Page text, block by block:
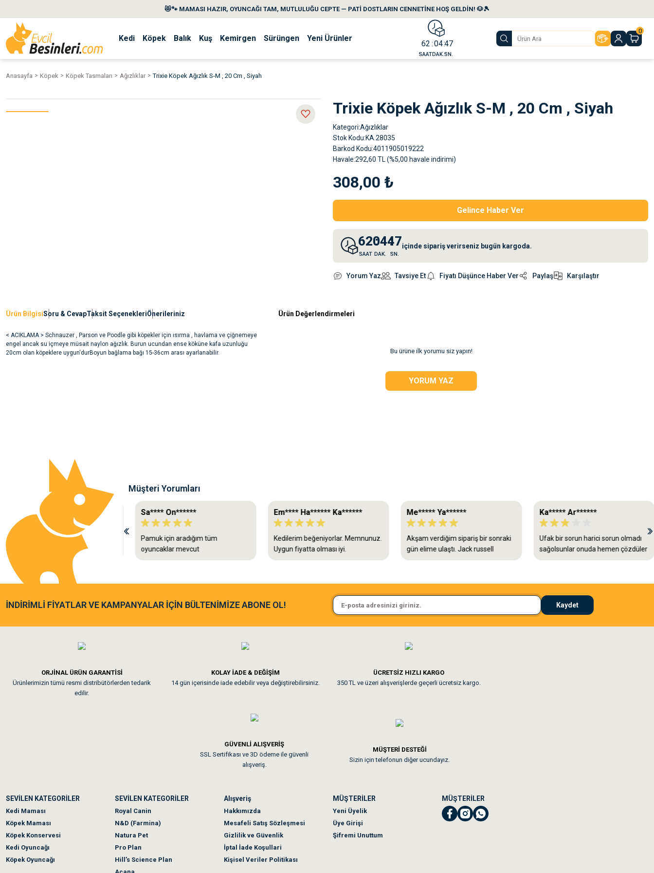
😻🐾 MAMASI HAZIR, OYUNCAĞI TAM, MUTLULUĞU CEPTE — PATİ DOSTLARIN CENNETİNE HOŞ GELDİN! 🐶🎾
Kedi Köpek Balık Kuş Kemirgen Sürüngen Yeni Ürünler
62
SAAT
04
DAK.
47
SN.
0
Anasayfa Köpek Köpek Tasmaları Ağızlıklar Trixie Köpek Ağızlık S-M , 20 Cm , Siyah
Trixie Köpek Ağızlık S-M , 20 Cm , Siyah
Kategori Ağızlıklar
Stok Kodu KA.28035
Barkod Kodu 4011905019222
Havale 292,60 TL (%5,00 havale indirimi)
308,00 ₺
Gelince Haber Ver
62
SAAT
04
DAK.
47
SN.
içinde sipariş verirseniz bugün kargoda.
Yorum Yaz Tavsiye Et Fiyatı Düşünce Haber Ver Paylaş Karşılaştır
Ürün BilgisiSoru & CevapTaksit SeçenekleriÖnerileriniz
< ACIKLAMA > Schnauzer , Parson ve Poodle gibi köpekler için ısırma , havlama ve çiğnemeye
engel ancak su içmeye müsait naylon ağızlık. Burun ucundan ense köküne kafa uzunluğu
20cm olan köpeklere uygun'durBoyun bağlama bağı 15-36cm arası ayarlanabilir.
Bu ürüne benzer farklı alternatifler olmalı.
Gönder
Ürün Değerlendirmeleri
Bu ürüne ilk yorumu siz yapın!
YORUM YAZ
Müşteri Yorumları
As**** Tu******
Tavşanım kafesinin kalitesine ve
paketlemesine bayıldım
Sa**** On******
Pamuk için aradığım tüm
oyuncaklar mevcut
Em**** Ha****** Ka******
Kedilerim beğeniyorlar. Memnunuz.
Uygun fiyatta olması iyi.
Me***** Ya******
Akşam verdiğim sipariş bir sonraki
gün elime ulaştı. Jack russell
köpeğim severek yedi. Tüy
paylaşacağım
Ka***** Ar******
Ufak bir sorun harici sorun olmadı
sağolsunlar onuda hemen çözdüler
İNDİRİMLİ FİYATLAR VE KAMPANYALAR İÇİN BÜLTENİMİZE ABONE OL! Kaydet
ORJİNAL ÜRÜN GARANTİSİ
Ürünlerimizin tümü resmi distribütörlerden tedarik
edilir.
KOLAY İADE & DEĞİŞİM
14 gün içerisinde iade edebilir veya değiştirebilirsiniz.
ÜCRETSİZ HIZLI KARGO
350 TL ve üzeri alışverişlerde geçerli ücretsiz kargo.
GÜVENLİ ALIŞVERİŞ
SSL Sertifikası ve 3D ödeme ile güvenli
alışveriş.
MÜŞTERİ DESTEĞİ
Sizin için telefonun diğer ucundayız.
SEVİLEN KATEGORİLER
Kedi Maması
Köpek Maması
Köpek Konservesi
Kedi Oyuncağı
Köpek Oyuncağı
SEVİLEN KATEGORİLER
Royal Canin
N&D (Farmina)
Natura Pet
Pro Plan
Hill’s Science Plan
Alışveriş
Hakkımızda
Mesafeli Satış Sözleşmesi
Gizlilik ve Güvenlik
İptal İade Koşullari
Kişisel Veriler Politikası
MÜŞTERİLER
Yeni Üyelik
Üye Girişi
Şifremi Unuttum
MÜŞTERİLER